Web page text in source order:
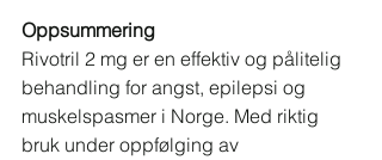
Oppsummering
Rivotril 2 mg er en effektiv og pålitelig
behandling for angst, epilepsi og
muskelspasmer i Norge. Med riktig
bruk under oppfølging av